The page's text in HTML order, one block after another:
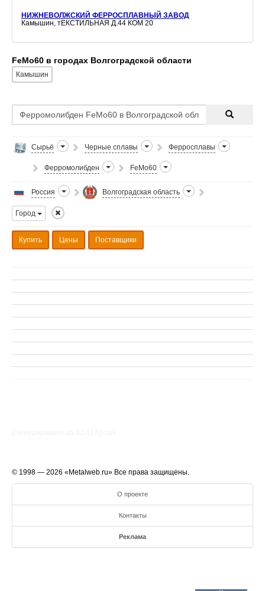
НИЖНЕВОЛЖСКИЙ ФЕРРОСПЛАВНЫЙ ЗАВОД
Камышин, тЕКСТИЛЬНАЯ Д.44 КОМ 20
FeMo60 в городах Волгоградской области
Камышин
Сырьё Черные сплавы Ферросплавы
Ферромолибден FeMo60
Россия Волгоградская область
Город
Купить Цены Поставщики
© 1998 — 2026 «Metalweb.ru» Все права защищены.
О проекте
Контакты
Реклама